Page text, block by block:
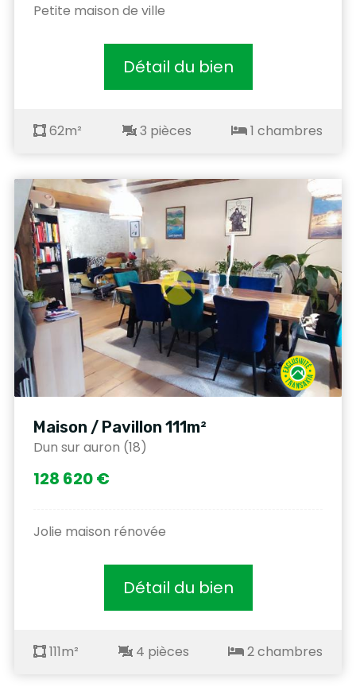
Petite maison de ville
Détail du bien
62m² 3 pièces 1 chambres
Maison / Pavillon 111m²
Dun sur auron (18)
128 620 €
Jolie maison rénovée
Détail du bien
111m² 4 pièces 2 chambres